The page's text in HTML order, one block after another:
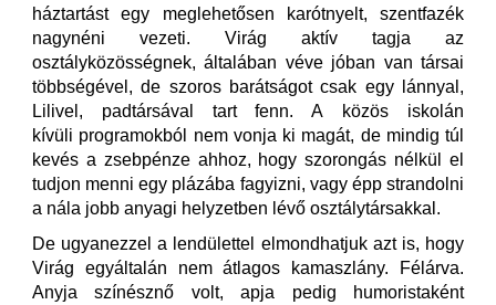
háztartást egy meglehetősen karótnyelt, szentfazék
nagynéni vezeti. Virág aktív tagja az
osztályközösségnek, általában véve jóban van társai
többségével, de szoros barátságot csak egy lánnyal,
Lilivel, padtársával tart fenn. A közös iskolán
kívüli programokból nem vonja ki magát, de mindig túl
kevés a zsebpénze ahhoz, hogy szorongás nélkül el
tudjon menni egy plázába fagyizni, vagy épp strandolni
a nála jobb anyagi helyzetben lévő osztálytársakkal.
De ugyanezzel a lendülettel elmondhatjuk azt is, hogy
Virág egyáltalán nem átlagos kamaszlány. Félárva.
Anyja színésznő volt, apja pedig humoristaként